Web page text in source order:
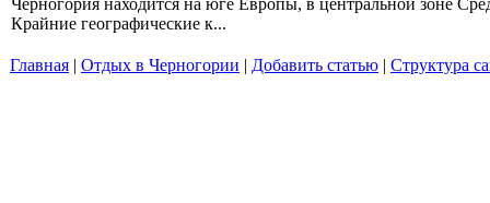
Черногория находится на юге Европы, в центральной зоне
Крайние географические к...
Главная | Отдых в Черногории | Добавить статью | Структура